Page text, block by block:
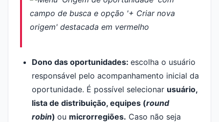
Dono das oportunidades: escolha o usuário
responsável pelo acompanhamento inicial da
oportunidade. É possível selecionar usuário,
lista de distribuição, equipes (round
robin) ou microrregiões. Caso não seja